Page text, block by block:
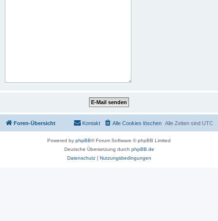
Foren-Übersicht Alle Zeiten sind UTC
Alle Cookies löschen
Kontakt
Powered by phpBB® Forum Software © phpBB Limited
Deutsche Übersetzung durch phpBB.de
Datenschutz| Nutzungsbedingungen